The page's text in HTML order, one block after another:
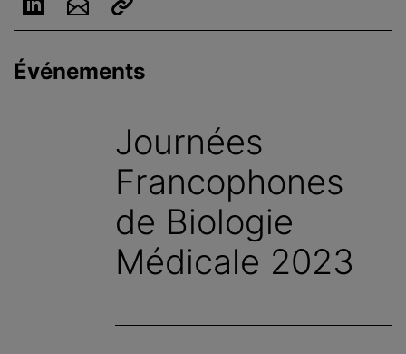
Événements
Journées
Francophones
de Biologie
Médicale 2023